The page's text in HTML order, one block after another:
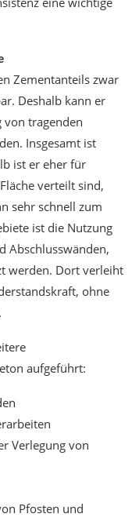
Zementanteils zwar
Deshalb kann er
von tragenden
Insgesamt ist
ist er eher für
verteilt sind,
sehr schnell zum
ist die Nutzung
Abschlusswänden,
werden. Dort verleiht
ohne
aufgeführt:
Verlegung von
Pfosten und